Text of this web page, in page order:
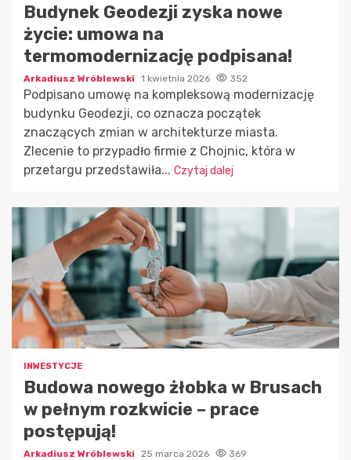
Budynek Geodezji zyska nowe
życie: umowa na
termomodernizację podpisana!
Arkadiusz Wróblewski 1 kwietnia 2026 352
Podpisano umowę na kompleksową modernizację
budynku Geodezji, co oznacza początek
znaczących zmian w architekturze miasta.
Zlecenie to przypadło firmie z Chojnic, która w
przetargu przedstawiła... Czytaj dalej
INWESTYCJE
Budowa nowego żłobka w Brusach
w pełnym rozkwicie – prace
postępują!
Arkadiusz Wróblewski 25 marca 2026 369